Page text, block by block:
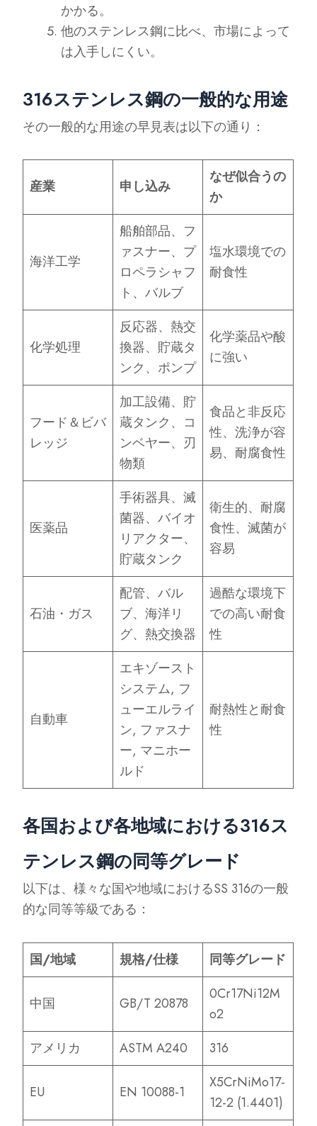
かかる。
他のステンレス鋼に比べ、市場によって
は入手しにくい。
316ステンレス鋼の一般的な用途
その一般的な用途の早見表は以下の通り：
産業 申し込み
なぜ似合うの
か
海洋工学
船舶部品、フ
ァスナー、プ
ロペラシャフ
ト、バルブ
塩水環境での
耐食性
化学処理
反応器、熱交
換器、貯蔵タ
ンク、ポンプ
化学薬品や酸
に強い
フード＆ビバ
レッジ
加工設備、貯
蔵タンク、コ
ンベヤー、刃
物類
食品と非反応
性、洗浄が容
易、耐腐食性
医薬品
手術器具、滅
菌器、バイオ
リアクター、
貯蔵タンク
衛生的、耐腐
食性、滅菌が
容易
石油・ガス
配管、バル
ブ、海洋リ
グ、熱交換器
過酷な環境下
での高い耐食
性
自動車
エキゾースト
システム, フ
ューエルライ
ン, ファスナ
ー, マニホー
ルド
耐熱性と耐食
性
各国および各地域における316ス
テンレス鋼の同等グレード
以下は、様々な国や地域におけるSS 316の一般
的な同等等級である：
国/地域 規格/仕様 同等グレード
中国 GB/T 20878
0Cr17Ni12M
o2
アメリカ
ASTM A240 316
EU EN 10088-1
X5CrNiMo17-
12-2 (1.4401)